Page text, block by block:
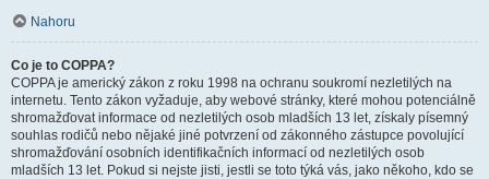
Nahoru
Co je to COPPA?
COPPA je americký zákon z roku 1998 na ochranu soukromí nezletilých na
internetu. Tento zákon vyžaduje, aby webové stránky, které mohou potenciálně
shromažďovat informace od nezletilých osob mladších 13 let, získaly písemný
souhlas rodičů nebo nějaké jiné potvrzení od zákonného zástupce povolující
shromažďování osobních identifikačních informací od nezletilých osob
mladších 13 let. Pokud si nejste jisti, jestli se toto týká vás, jako někoho, kdo se